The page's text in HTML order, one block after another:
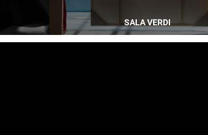
SALA VERDI